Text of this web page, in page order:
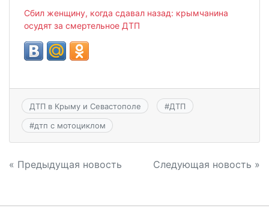
Сбил женщину, когда сдавал назад: крымчанина
осудят за смертельное ДТП
ДТП в Крыму и Севастополе #ДТП
#дтп с мотоциклом
Навигация
« Предыдущая новость Следующая новость »